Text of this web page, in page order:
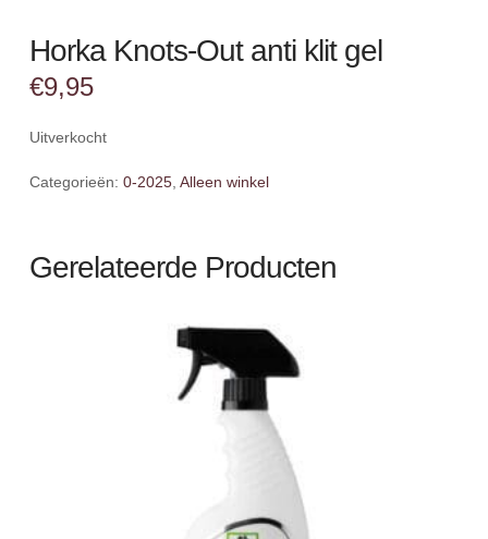
Horka Knots-Out anti klit gel
€9,95
Uitverkocht
Categorieën: 0-2025, Alleen winkel
Gerelateerde Producten